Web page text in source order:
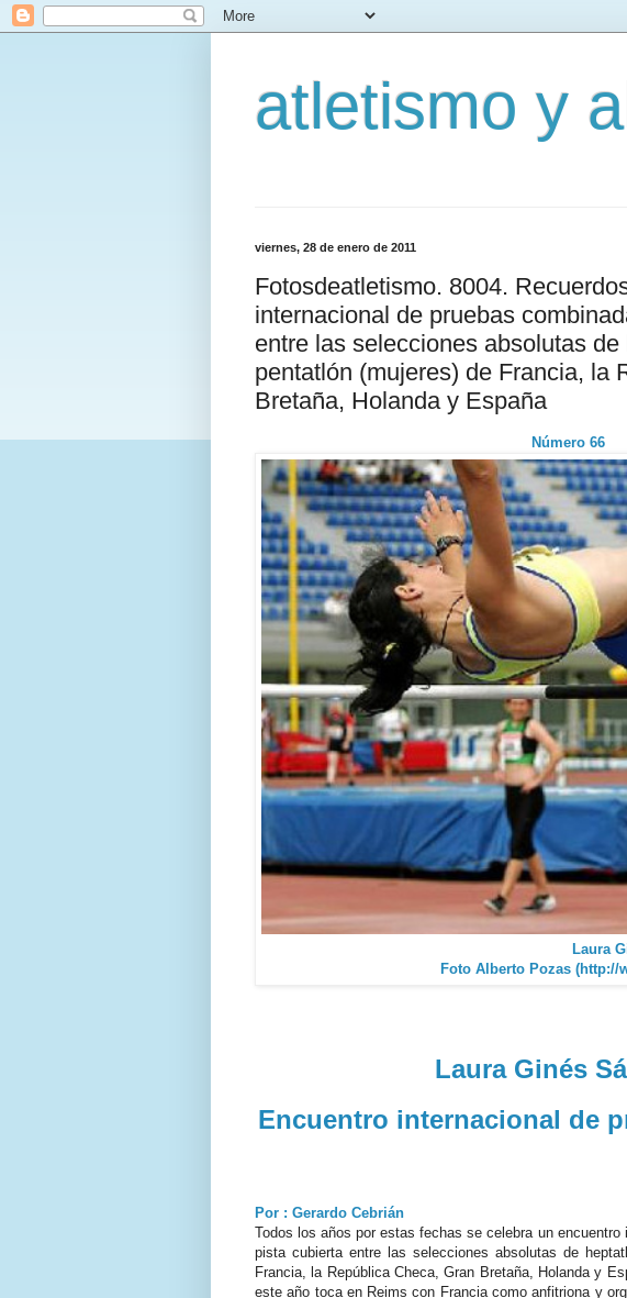
atletismo y
viernes, 28 de enero de 2011
Fotosdeatletismo. 8004.
internacional de pruebas
entre las selecciones absolutas
pentatlón (mujeres) de Francia, la
Bretaña, Holanda y España
Número 66
Laura
Foto Alberto Pozas (http://
Laura Ginés
Encuentro internacional de
Por : Gerardo Cebrián
Todos los años por estas fechas se celebra un
pista cubierta entre las selecciones absolutas de
Francia, la República Checa, Gran Bretaña, Holanda y
este año toca en Reims con Francia como anfitriona y